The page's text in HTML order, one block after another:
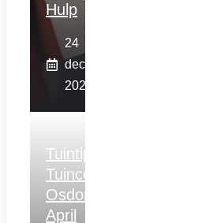
Hulp
24
december
2025
Tuintips
Tuincentrum
Osdorp
April